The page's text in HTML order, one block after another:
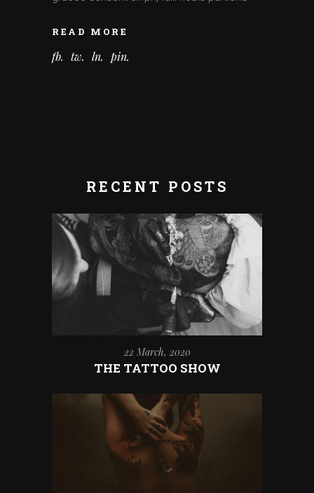
READ MORE
fb tw ln pin
RECENT POSTS
22 March, 2020
THE TATTOO SHOW